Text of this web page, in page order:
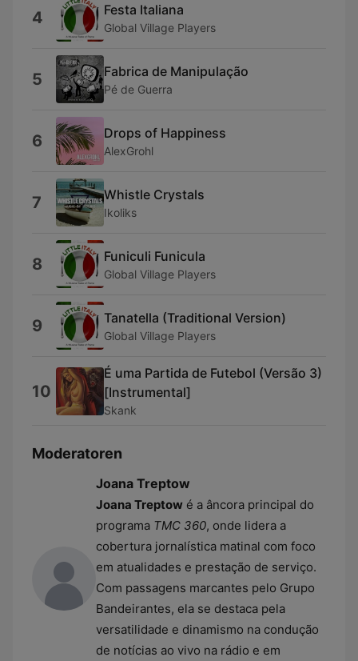
4 Festa Italiana
Global Village Players
5 Fabrica de Manipulação
Pé de Guerra
6 Drops of Happiness
AlexGrohl
7 Whistle Crystals
Ikoliks
8 Funiculi Funicula
Global Village Players
9 Tanatella (Traditional Version)
Global Village Players
10
É uma Partida de Futebol (Versão 3)
[Instrumental]
Skank
Moderatoren
Joana Treptow
Joana Treptow é a âncora principal do
programa TMC 360, onde lidera a
cobertura jornalística matinal com foco
em atualidades e prestação de serviço.
Com passagens marcantes pelo Grupo
Bandeirantes, ela se destaca pela
versatilidade e dinamismo na condução
de notícias ao vivo na rádio e em